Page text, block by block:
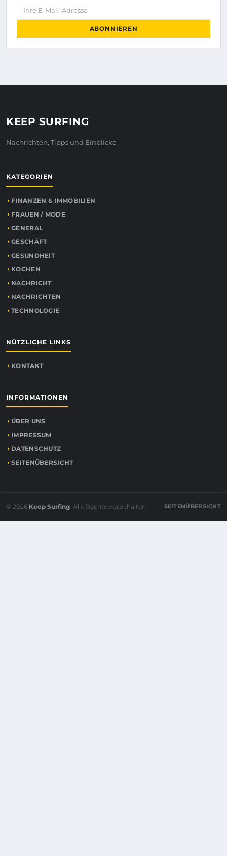
Ihre E-Mail-Adresse
ABONNIEREN
KEEP SURFING
Nachrichten, Tipps und Einblicke
KATEGORIEN
FINANZEN & IMMOBILIEN
FRAUEN / MODE
GENERAL
GESCHÄFT
GESUNDHEIT
KOCHEN
NACHRICHT
NACHRICHTEN
TECHNOLOGIE
NÜTZLICHE LINKS
KONTAKT
INFORMATIONEN
ÜBER UNS
IMPRESSUM
DATENSCHUTZ
SEITENÜBERSICHT
© 2026 Keep Surfing. Alle Rechte vorbehalten. SEITENÜBERSICHT